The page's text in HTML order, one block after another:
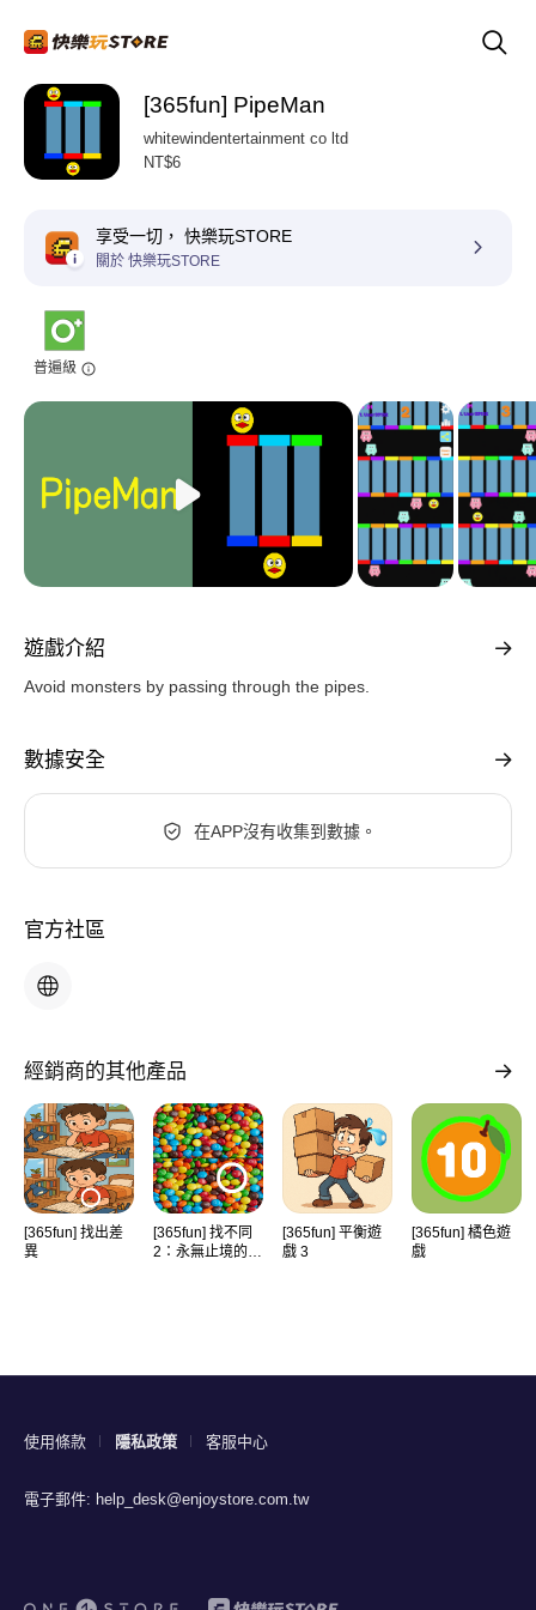
[365fun] PipeMan
whitewindentertainment co ltd
NT$6
享受一切， 快樂玩STORE
關於 快樂玩STORE
普遍級
遊戲介紹
Avoid monsters by passing through the pipes.
數據安全
在APP沒有收集到數據。
官方社區
經銷商的其他產品
[365fun] 找出差
異
[365fun] 找不同
2：永無止境的遊
[365fun] 平衡遊
戲 3
[365fun] 橘色遊
戲
使用條款 隱私政策 客服中心
電子郵件: help_desk@enjoystore.com.tw